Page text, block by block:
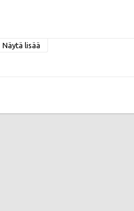
Näytä lisää